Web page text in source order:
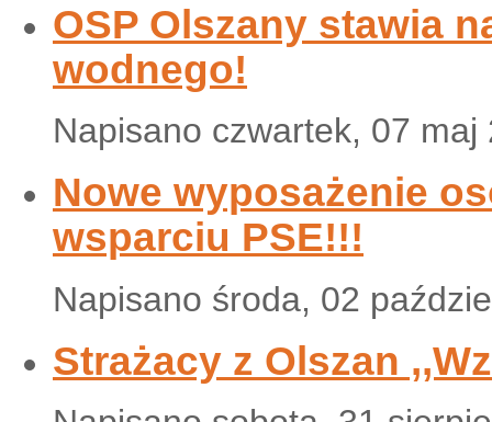
OSP Olszany stawia
wodnego!
Napisano czwartek, 07 maj
Nowe wyposażenie
wsparciu PSE!!!
Napisano środa, 02
Strażacy z Olszan